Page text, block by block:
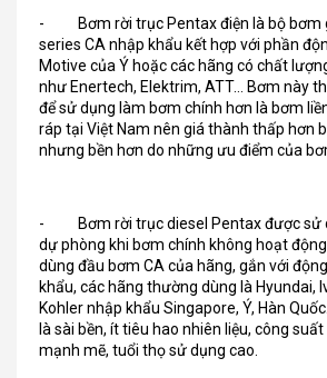
- Bơm rời trục Pentax điện là bộ bơm
series CA nhập khẩu kết hợp với phần
Motive của Ý hoặc các hãng có chất
như Enertech, Elektrim, ATT… Bơm này
để sử dụng làm bơm chính hơn là bơm
ráp tại Việt Nam nên giá thành thấp hơn
nhưng bền hơn do những ưu điểm của
- Bơm rời trục diesel Pentax được sử
dự phòng khi bơm chính không hoạt
dùng đầu bơm CA của hãng, gắn với
khẩu, các hãng thường dùng là Hyundai,
Kohler nhập khẩu Singapore, Ý, Hàn
là sài bền, ít tiêu hao nhiên liệu, công
mạnh mẽ, tuổi thọ sử dụng cao.